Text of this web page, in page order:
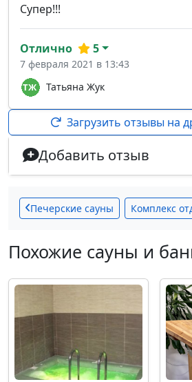
Супер!!!
Татьяна Жук
Отлично 5
7 февраля 2021 в 13:43
Загрузить отзывы на
Добавить отзыв
Печерские сауны Комплекс
Похожие сауны и